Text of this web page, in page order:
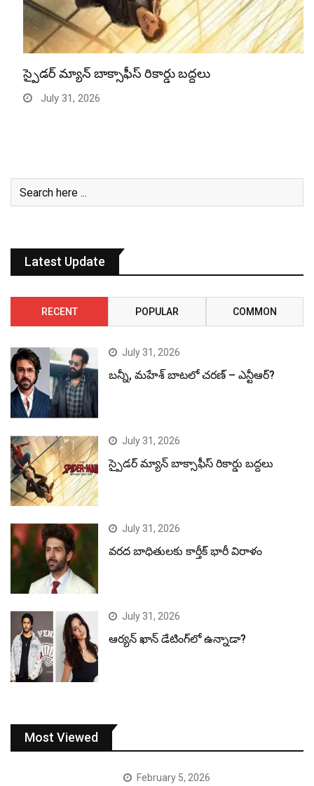
స్పైడర్ మ్యాన్ బాక్సాఫీస్ రికార్డు బద్దలు
July 31, 2026
Latest Update
RECENT POPULAR COMMON
July 31, 2026
బన్నీ, మహేశ్ బాటలో చరణ్ – ఎన్టీఆర్?
July 31, 2026
స్పైడర్ మ్యాన్ బాక్సాఫీస్ రికార్డు బద్దలు
July 31, 2026
వరద బాధితులకు కార్తీక్ భారీ విరాళం
July 31, 2026
ఆర్యన్ ఖాన్ డేటింగ్‌లో ఉన్నాడా?
Most Viewed
February 5, 2026